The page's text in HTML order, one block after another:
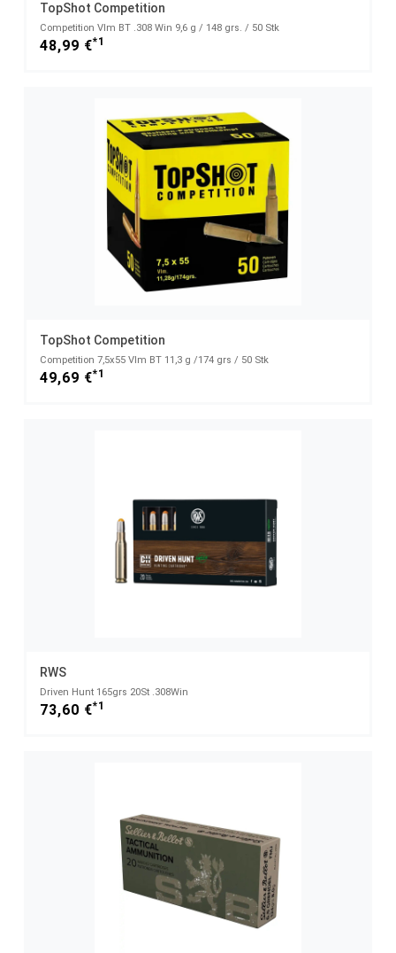
TopShot Competition
Competition Vlm BT .308 Win 9,6 g / 148 grs. / 50 Stk
48,99 €*1
TopShot Competition
Competition 7,5x55 Vlm BT 11,3 g /174 grs / 50 Stk
49,69 €*1
RWS
Driven Hunt 165grs 20St .308Win
73,60 €*1